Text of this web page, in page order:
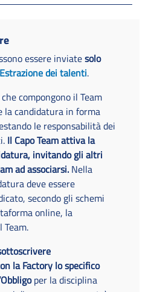
essere inviatesolo
Estrazione dei talenti.
compongono il Team
la candidatura in forma
le responsabilità dei
Il Capo Team attiva la
invitando gli altri
ad associarsi. Nella
deve essere
secondo gli schemi
online, la
Team.
la Factory lo specifico
per la disciplina